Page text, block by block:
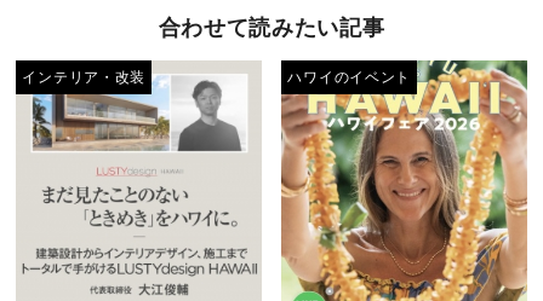
合わせて読みたい記事
インテリア・改装 ハワイのイベント